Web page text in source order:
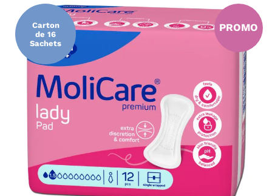
fin
de
la
galerie
d’images
Carton
de 16
Sachets
PROMO